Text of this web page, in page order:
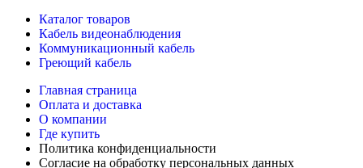
Каталог товаров
Кабель видеонаблюдения
Коммуникационный кабель
Греющий кабель
Главная страница
Оплата и доставка
О компании
Где купить
Политика конфиденциальности
Согласие на обработку персональных данных